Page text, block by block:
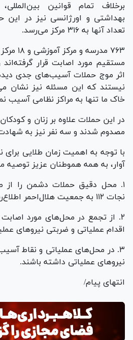
برخلاف تمام قوانین
بهداشتی و اورژانسی نیز در این
تعداد آنها به ٣١۶ مرکز می‌رسد.
٧۶٣
مستقیم مورد اصابت قرار
اثر موج حملات آسیب‌های جدی
نیستند که این مسئله نیز نشان
خاک ما تنها به مراکز نظامی آسیب
مصدوم شدند و سه نفر نیز به
با توجه به اهمیت زمان طلایی برای
آوار، به همه هموطنان عزیز توصیه
۱. محل دقیق حملات دشمن را از
نجات ۱۱۲ به جمعیت هلال‌احمر اطلاع‌رسانی کنند.
۲. از تجمع در محل‌های مورد
اقدام عملیاتی و ضربتی نیرو‌های
۳. در محل‌های عملیاتی و نقاط
نیرو‌های عملیاتی داشته باشند.
انتهای پیام/